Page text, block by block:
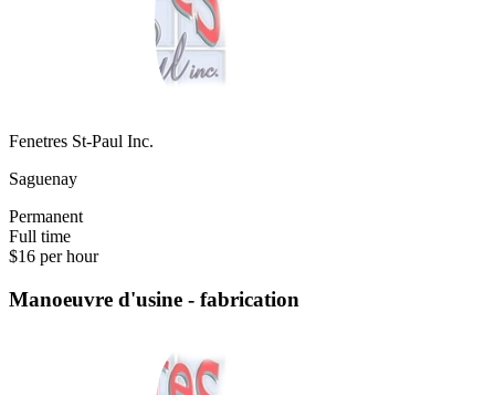
Fenetres St-Paul Inc.
Saguenay
Permanent
Full time
$16 per hour
Manoeuvre d'usine - fabrication